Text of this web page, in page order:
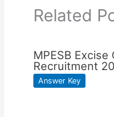
Related
MPESB
Recruitment
Answer Key